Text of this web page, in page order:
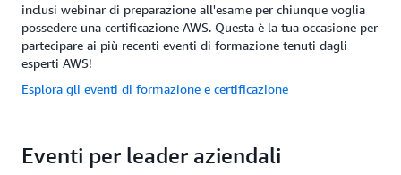
inclusi webinar di preparazione all'esame per chiunque voglia
possedere una certificazione AWS. Questa è la tua occasione per
partecipare ai più recenti eventi di formazione tenuti dagli
esperti AWS!
Esplora gli eventi di formazione e certificazione
Eventi per leader aziendali